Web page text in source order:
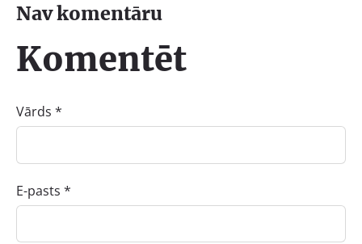
Nav komentāru
Komentēt
Vārds *
E-pasts *